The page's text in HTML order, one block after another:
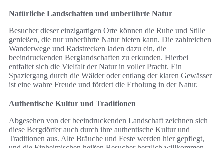
Natürliche Landschaften und unberührte Natur
Besucher dieser einzigartigen Orte können die Ruhe und Stille
genießen, die nur unberührte Natur bieten kann. Die zahlreichen
Wanderwege und Radstrecken laden dazu ein, die
beeindruckenden Berglandschaften zu erkunden. Hierbei
entfaltet sich die Vielfalt der Natur in voller Pracht. Ein
Spaziergang durch die Wälder oder entlang der klaren Gewässer
ist eine wahre Freude und fördert die Erholung in der Natur.
Authentische Kultur und Traditionen
Abgesehen von der beeindruckenden Landschaft zeichnen sich
diese Bergdörfer auch durch ihre authentische Kultur und
Traditionen aus. Alte Bräuche und Feste werden hier gepflegt,